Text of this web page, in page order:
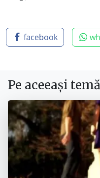
facebook
Pe aceeași temă